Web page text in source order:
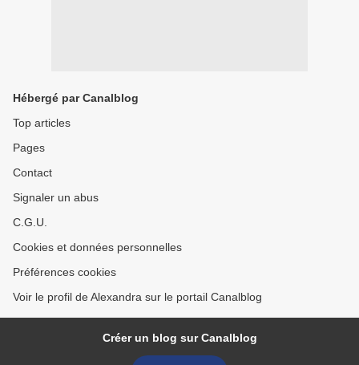
Hébergé par Canalblog
Top articles
Pages
Contact
Signaler un abus
C.G.U.
Cookies et données personnelles
Préférences cookies
Voir le profil de Alexandra sur le portail Canalblog
Créer un blog sur Canalblog